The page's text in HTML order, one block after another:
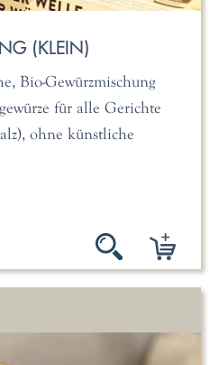
(KLEIN)
Bio-Gewürzmischung
für alle Gerichte
ohne künstliche